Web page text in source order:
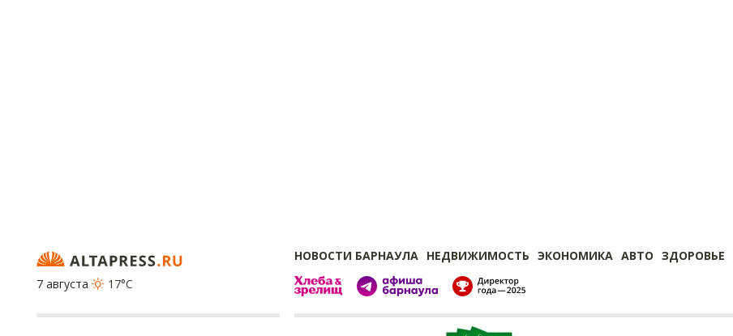
НОВОСТИ БАРНАУЛА НЕДВИЖИМОСТЬ ЭКОНОМИКА АВТО ЗДОРОВЬЕ
7 августа
17°C